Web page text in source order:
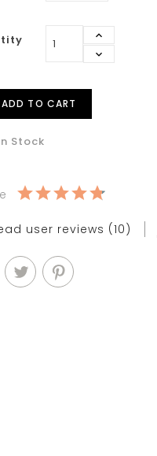
ADD TO CART
Stock
user reviews (10)